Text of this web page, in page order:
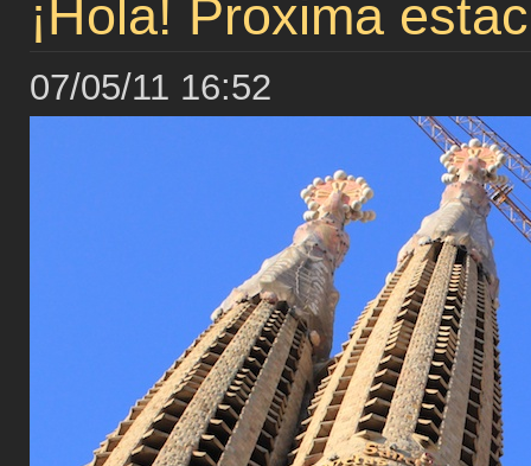
¡Hola! Proxima
07/05/11 16:52